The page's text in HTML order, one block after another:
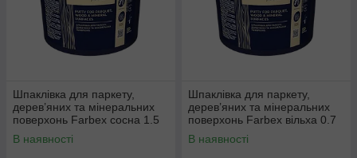
Шпаклівка для паркету,
дерев’яних та мінеральних
поверхонь Farbex сосна 1.5
кг
В наявності
Шпаклівка для паркету,
дерев’яних та мінеральних
поверхонь Farbex вільха 0.7
кг
В наявності